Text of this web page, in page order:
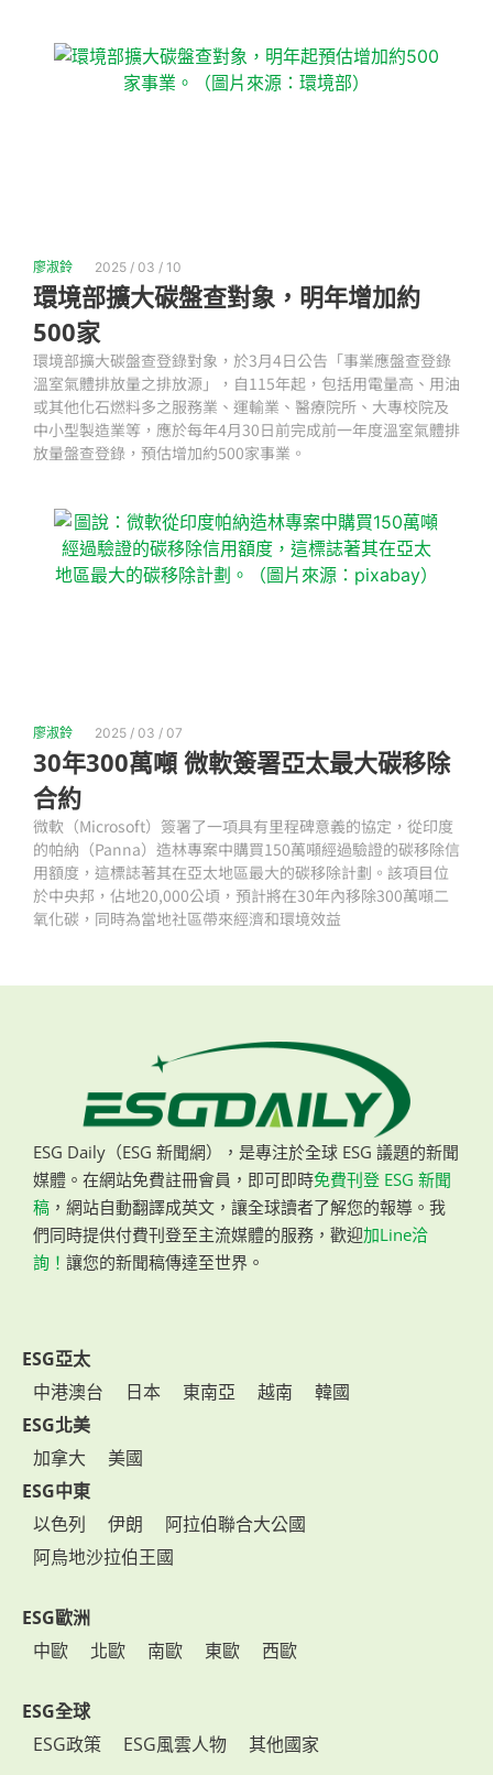
廖淑鈴 2025 / 03 / 10
環境部擴大碳盤查對象，明年增加約
500家
環境部擴大碳盤查登錄對象，於3月4日公告「事業應盤查登錄
溫室氣體排放量之排放源」，自115年起，包括用電量高、用油
或其他化石燃料多之服務業、運輸業、醫療院所、大專校院及
中小型製造業等，應於每年4月30日前完成前一年度溫室氣體排
放量盤查登錄，預估增加約500家事業。
廖淑鈴 2025 / 03 / 07
30年300萬噸 微軟簽署亞太最大碳移除
合約
微軟（Microsoft）簽署了一項具有里程碑意義的協定，從印度
的帕納（Panna）造林專案中購買150萬噸經過驗證的碳移除信
用額度，這標誌著其在亞太地區最大的碳移除計劃。該項目位
於中央邦，佔地20,000公頃，預計將在30年內移除300萬噸二
氧化碳，同時為當地社區帶來經濟和環境效益
ESG Daily（ESG 新聞網），是專注於全球 ESG 議題的新聞
媒體。在網站免費註冊會員，即可即時免費刊登 ESG 新聞
稿 ，網站自動翻譯成英文，讓全球讀者了解您的報導。我
們同時提供付費刊登至主流媒體的服務，歡迎加Line洽
詢！ 讓您的新聞稿傳達至世界。
ESG亞太
中港澳台
日本 東南亞 越南
韓國
ESG北美
加拿大
美國
ESG中東
以色列
伊朗
阿拉伯聯合大公國
阿烏地沙拉伯王國
ESG歐洲
中歐
北歐 南歐 東歐 西歐
ESG全球
ESG政策
ESG風雲人物 其他國家